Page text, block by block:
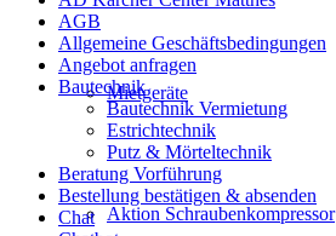
Mietgeräte
Aktion Schraubenkompressor
AGB
Allgemeine Geschäftsbedingungen
Angebot anfragen
Bautechnik
Bautechnik Vermietung
Estrichtechnik
Putz & Mörteltechnik
Beratung Vorführung
Bestellung bestätigen & absenden
Chat